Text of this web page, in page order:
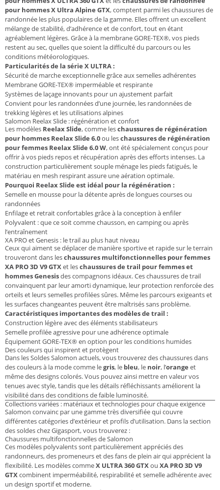
pour hommes X Ultra Alpine GTX, comptent parmi les chaussures de
randonnée les plus populaires de la gamme. Elles offrent un excellent
mélange de stabilité, d’adhérence et de confort, tout en étant
agréablement légères. Grâce à la membrane GORE-TEX®, vos pieds
restent au sec, quelles que soient la difficulté du parcours ou les
conditions météorologiques.
Particularités de la série X ULTRA :
Sécurité de marche exceptionnelle grâce aux semelles adhérentes
Membrane GORE-TEX® imperméable et respirante
Systèmes de laçage innovants pour un ajustement parfait
Convient pour les randonnées d’une journée, les randonnées de
trekking légères et les utilisations alpines
Salomon Reelax Slide : régénération et confort
Les modèles Reelax Slide, comme leschaussures de régénération
pour hommes Reelax Slide 6.0ou leschaussures de régénération
pour femmes Reelax Slide 6.0 W, ont été spécialement conçus pour
offrir à vos pieds repos et récupération après des efforts intenses. La
construction particulièrement souple ménage les pieds fatigués, le
matériau en mesh respirant assure une aération optimale.
Pourquoi Reelax Slide est idéal pour la régénération :
Semelle en mousse pour la détente après de longues courses ou
randonnées
Enfilage et retrait confortables grâce à la conception à enfiler
Polyvalent : que ce soit comme chausson, en camping ou après
l’entraînement
XA PRO et Genesis : le trail au plus haut niveau
Ceux qui aiment se déplacer de manière sportive et rapide sur le terrain
trouveront dans leschaussures multifonctionnelles pour femmes
XA PRO 3D V9 GTXet leschaussures de trail pour femmes et
hommes Genesisdes compagnons idéaux. Ces chaussures de trail
convainquent par leur amorti dynamique, leur protection renforcée des
orteils et leurs semelles profilées sûres. Même les parcours exigeants et
les surfaces changeantes peuvent être maîtrisés sans problème.
Caractéristiques importantes des modèles de trail :
Construction légère avec des éléments stabilisateurs
Semelle profilée agressive pour une adhérence optimale
Équipement GORE-TEX® en option pour les conditions humides
Des couleurs qui inspirent et protègent
Dans les Soldes Salomon actuels, vous trouverez des chaussures dans
des couleurs à la mode comme legris, le bleu, le noir, l’orange et
même des designs colorés. Vous pouvez ainsi mettre en valeur vos
tenues avec style, tandis que les détails réfléchissants améliorent la
visibilité dans des conditions de faible luminosité.
Collections variées : matériaux et technologies pour chaque exigence
Salomon convainc par une gamme très diversifiée qui couvre
différentes catégories d’extérieur et profils d’utilisation. Dans la section
des soldes chez Gigasport, vous trouverez :
Chaussures multifonctionnelles de Salomon
Ces modèles polyvalents sont particulièrement appréciés des
randonneurs, des promeneurs et des fans de plein air qui apprécient la
flexibilité. Les modèles commeX ULTRA 360 GTXou XA PRO 3D V9
GTXcombinent imperméabilité, respirabilité et semelle adhérente avec
un design sportif et moderne.